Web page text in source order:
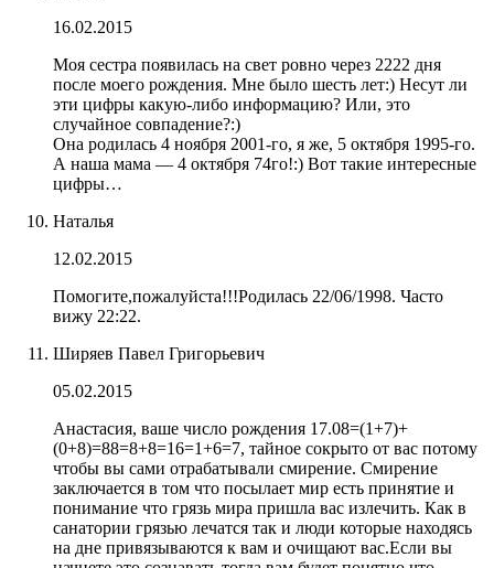
16.02.2015
Моя сестра появилась на свет ровно через 2222 дня
после моего рождения. Мне было шесть лет:) Несут ли
эти цифры какую-либо информацию? Или, это
случайное совпадение?:)
Она родилась 4 ноября 2001-го, я же, 5 октября 1995-го.
А наша мама — 4 октября 74го!:) Вот такие интересные
цифры…
Наталья
12.02.2015
Помогите,пожалуйста!!!Родилась 22/06/1998. Часто
вижу 22:22.
Ширяев Павел Григорьевич
05.02.2015
Анастасия, ваше число рождения 17.08=(1+7)+
(0+8)=88=8+8=16=1+6=7, тайное сокрыто от вас потому
чтобы вы сами отрабатывали смирение. Смирение
заключается в том что посылает мир есть принятие и
понимание что грязь мира пришла вас излечить. Как в
санатории грязью лечатся так и люди которые находясь
на дне привязываются к вам и очищают вас.Если вы